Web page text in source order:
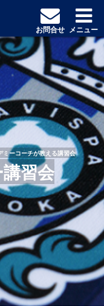
ミーコーチが教える講習会
習会
お問合せ メニュー